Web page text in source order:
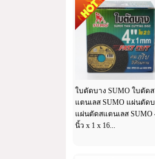
ใบตัดบาง SUMO ใบตัดส
แตนเลส SUMO แผ่นตัด
แผ่นตัดสแตนเลส SUMO
นิ้ว x 1 x 16...